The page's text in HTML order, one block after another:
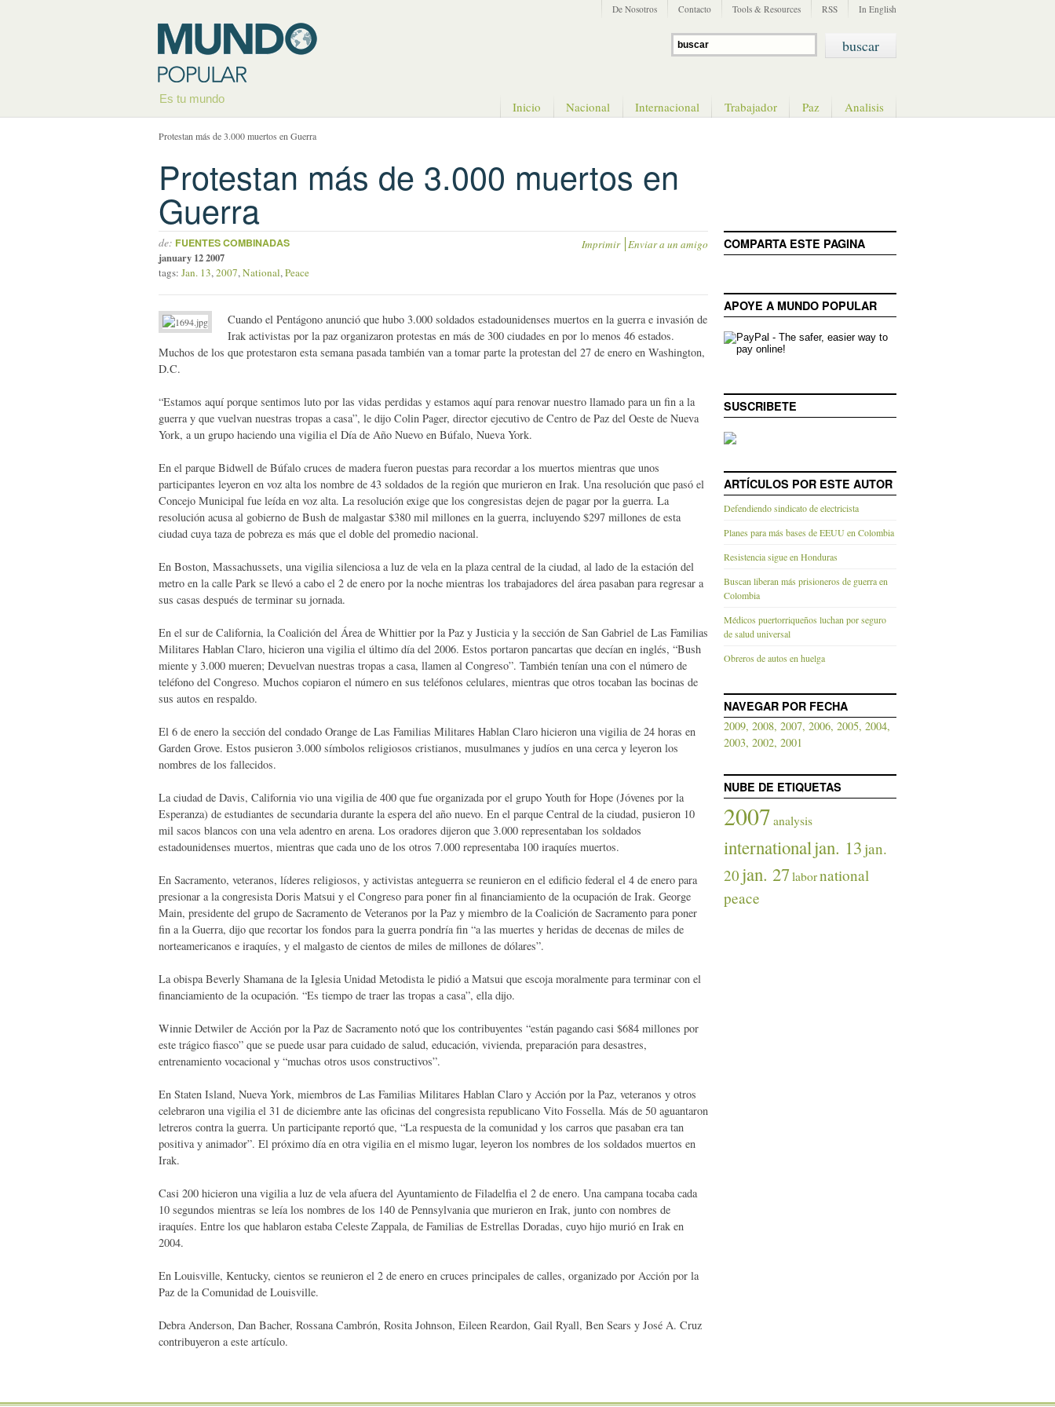
Es tu mundo
De Nosotros Contacto Tools & Resources RSS In English
Inicio Nacional Internacional Trabajador Paz Analisis
Protestan más de 3.000 muertos en Guerra
Protestan más de 3.000 muertos en
Guerra
Imprimir Enviar a un amigo
de: FUENTES COMBINADAS
january 12 2007
tags: Jan. 13,2007,National,Peace
Cuando el Pentágono anunció que hubo 3.000 soldados estadounidenses muertos en la guerra e invasión de
Irak activistas por la paz organizaron protestas en más de 300 ciudades en por lo menos 46 estados.
Muchos de los que protestaron esta semana pasada también van a tomar parte la protestan del 27 de enero en Washington,
D.C.
“Estamos aquí porque sentimos luto por las vidas perdidas y estamos aquí para renovar nuestro llamado para un fin a la
guerra y que vuelvan nuestras tropas a casa”, le dijo Colin Pager, director ejecutivo de Centro de Paz del Oeste de Nueva
York, a un grupo haciendo una vigilia el Día de Año Nuevo en Búfalo, Nueva York.
En el parque Bidwell de Búfalo cruces de madera fueron puestas para recordar a los muertos mientras que unos
participantes leyeron en voz alta los nombre de 43 soldados de la región que murieron en Irak. Una resolución que pasó el
Concejo Municipal fue leída en voz alta. La resolución exige que los congresistas dejen de pagar por la guerra. La
resolución acusa al gobierno de Bush de malgastar $380 mil millones en la guerra, incluyendo $297 millones de esta
ciudad cuya taza de pobreza es más que el doble del promedio nacional.
En Boston, Massachussets, una vigilia silenciosa a luz de vela en la plaza central de la ciudad, al lado de la estación del
metro en la calle Park se llevó a cabo el 2 de enero por la noche mientras los trabajadores del área pasaban para regresar a
sus casas después de terminar su jornada.
En el sur de California, la Coalición del Área de Whittier por la Paz y Justicia y la sección de San Gabriel de Las Familias
Militares Hablan Claro, hicieron una vigilia el último día del 2006. Estos portaron pancartas que decían en inglés, “Bush
miente y 3.000 mueren; Devuelvan nuestras tropas a casa, llamen al Congreso”. También tenían una con el número de
teléfono del Congreso. Muchos copiaron el número en sus teléfonos celulares, mientras que otros tocaban las bocinas de
sus autos en respaldo.
El 6 de enero la sección del condado Orange de Las Familias Militares Hablan Claro hicieron una vigilia de 24 horas en
Garden Grove. Estos pusieron 3.000 símbolos religiosos cristianos, musulmanes y judíos en una cerca y leyeron los
nombres de los fallecidos.
La ciudad de Davis, California vio una vigilia de 400 que fue organizada por el grupo Youth for Hope (Jóvenes por la
Esperanza) de estudiantes de secundaria durante la espera del año nuevo. En el parque Central de la ciudad, pusieron 10
mil sacos blancos con una vela adentro en arena. Los oradores dijeron que 3.000 representaban los soldados
estadounidenses muertos, mientras que cada uno de los otros 7.000 representaba 100 iraquíes muertos.
En Sacramento, veteranos, líderes religiosos, y activistas anteguerra se reunieron en el edificio federal el 4 de enero para
presionar a la congresista Doris Matsui y el Congreso para poner fin al financiamiento de la ocupación de Irak. George
Main, presidente del grupo de Sacramento de Veteranos por la Paz y miembro de la Coalición de Sacramento para poner
fin a la Guerra, dijo que recortar los fondos para la guerra pondría fin “a las muertes y heridas de decenas de miles de
norteamericanos e iraquíes, y el malgasto de cientos de miles de millones de dólares”.
La obispa Beverly Shamana de la Iglesia Unidad Metodista le pidió a Matsui que escoja moralmente para terminar con el
financiamiento de la ocupación. “Es tiempo de traer las tropas a casa”, ella dijo.
Winnie Detwiler de Acción por la Paz de Sacramento notó que los contribuyentes “están pagando casi $684 millones por
este trágico fiasco” que se puede usar para cuidado de salud, educación, vivienda, preparación para desastres,
entrenamiento vocacional y “muchas otros usos constructivos”.
En Staten Island, Nueva York, miembros de Las Familias Militares Hablan Claro y Acción por la Paz, veteranos y otros
celebraron una vigilia el 31 de diciembre ante las oficinas del congresista republicano Vito Fossella. Más de 50 aguantaron
letreros contra la guerra. Un participante reportó que, “La respuesta de la comunidad y los carros que pasaban era tan
positiva y animador”. El próximo día en otra vigilia en el mismo lugar, leyeron los nombres de los soldados muertos en
Irak.
Casi 200 hicieron una vigilia a luz de vela afuera del Ayuntamiento de Filadelfia el 2 de enero. Una campana tocaba cada
10 segundos mientras se leía los nombres de los 140 de Pennsylvania que murieron en Irak, junto con nombres de
iraquíes. Entre los que hablaron estaba Celeste Zappala, de Familias de Estrellas Doradas, cuyo hijo murió en Irak en
2004.
En Louisville, Kentucky, cientos se reunieron el 2 de enero en cruces principales de calles, organizado por Acción por la
Paz de la Comunidad de Louisville.
Debra Anderson, Dan Bacher, Rossana Cambrón, Rosita Johnson, Eileen Reardon, Gail Ryall, Ben Sears y José A. Cruz
contribuyeron a este artículo.
COMPARTA ESTE PAGINA
APOYE A MUNDO POPULAR
SUSCRIBETE
ARTÍCULOS POR ESTE AUTOR
Defendiendo sindicato de electricista
Planes para más bases de EEUU en Colombia
Resistencia sigue en Honduras
Buscan liberan más prisioneros de guerra en
Colombia
Médicos puertorriqueños luchan por seguro
de salud universal
Obreros de autos en huelga
NAVEGAR POR FECHA
2009, 2008, 2007, 2006, 2005, 2004,
2003, 2002, 2001
NUBE DE ETIQUETAS
2007 analysis
internationaljan. 13 jan.
20 jan. 27labornational
peace